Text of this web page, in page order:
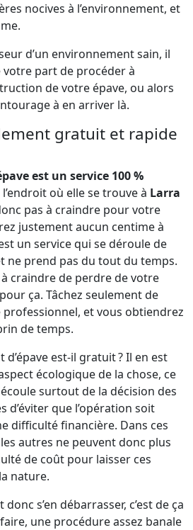
nocives à l’environnement, et
d’un environnement sain, il
part de procéder à
de votre épave, ou alors
à en arriver là.
gratuit et rapide
est un service 100 %
où elle se trouve à Larra
pas à craindre pour votre
justement aucun centime à
un service qui se déroule de
ne prend pas du tout du temps.
à craindre de perdre de votre
ça. Tâchez seulement de
et vous obtiendrez
de temps.
d’épave est-il gratuit ? Il en est
écologique de la chose, ce
surtout de la décision des
que l’opération soit
difficulté financière. Dans ces
autres ne peuvent donc plus
de coût pour laisser ces
nature.
s’en débarrasser, c’est de ça
faire, une procédure assez banale